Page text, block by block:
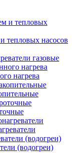
тепловых насосов
газовые
нагрева
(водогреи)